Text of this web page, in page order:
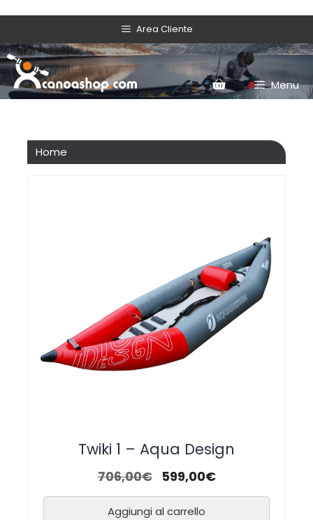
Area Cliente
Menu
Home
Twiki 1 – Aqua Design
706,00€ 599,00€
Aggiungi al carrello